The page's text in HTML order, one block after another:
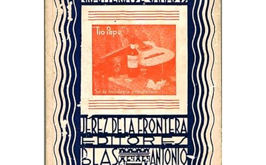
Start Selling
CLOSE